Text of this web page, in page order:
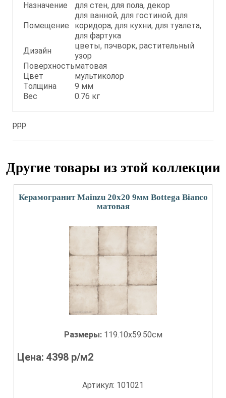
Назначение
для стен, для пола, декор
Помещение
для ванной, для гостиной, для
коридора, для кухни, для туалета,
для фартука
Дизайн
цветы, пэчворк, растительный
узор
Поверхностьматовая
Цвет
мультиколор
Толщина
9 мм
Вес
0.76 кг
ppp
Другие товары из этой коллекции
Керамогранит Mainzu 20x20 9мм Bottega Bianco
матовая
Размеры: 119.10x59.50см
Цена:4398 р/м2
Артикул: 101021